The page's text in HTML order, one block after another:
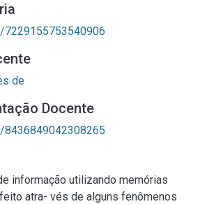
de
Docente
informação utilizando memórias
atra- vés de alguns fenômenos